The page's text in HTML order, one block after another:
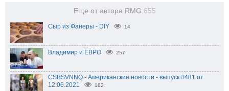
Еще от автора RMG 655
Сыр из Фанеры - DIY 14
Владимир и ЕВРО 257
CSBSVNNQ - Американские новости - выпуск #481 от
12.06.2021
182